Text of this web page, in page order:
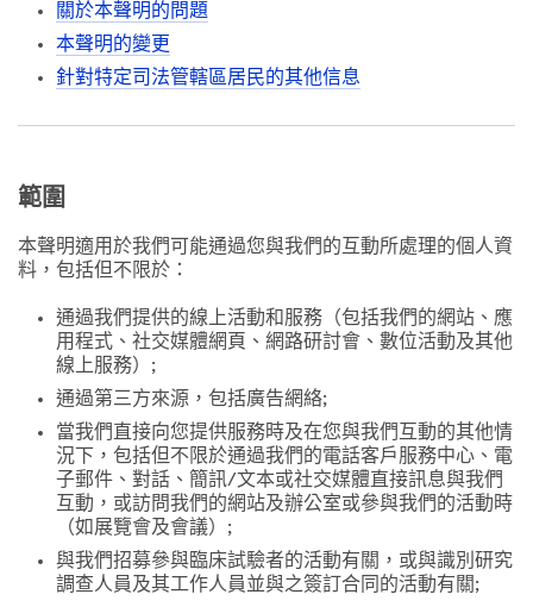
關於本聲明的問題
本聲明的變更
針對特定司法管轄區居民的其他信息
範圍
本聲明適用於我們可能通過您與我們的互動所處理的個人資
料，包括但不限於：
通過我們提供的線上活動和服務（包括我們的網站、應
用程式、社交媒體網頁、網路研討會、數位活動及其他
線上服務）;
通過第三方來源，包括廣告網絡;
當我們直接向您提供服務時及在您與我們互動的其他情
況下，包括但不限於通過我們的電話客戶服務中心、電
子郵件、對話、簡訊/文本或社交媒體直接訊息與我們
互動，或訪問我們的網站及辦公室或參與我們的活動時
（如展覽會及會議）;
與我們招募參與臨床試驗者的活動有關，或與識別研究
調查人員及其工作人員並與之簽訂合同的活動有關;